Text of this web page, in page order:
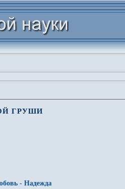
ГРУШИ
- Надежда